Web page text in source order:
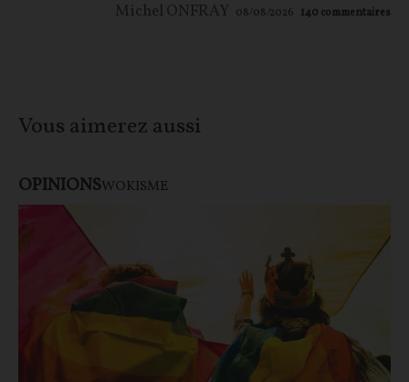
Michel ONFRAY 08/08/2026 140 commentaires
Vous aimerez aussi
OPINIONSWOKISME